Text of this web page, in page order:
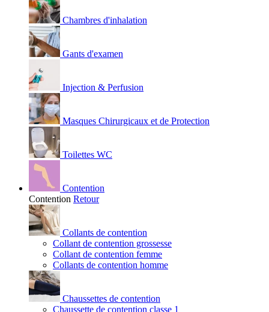
Chambres d'inhalation
Gants d'examen
Injection & Perfusion
Masques Chirurgicaux et de Protection
Toilettes WC
Contention
Contention Retour
Collants de contention
Collant de contention grossesse
Collant de contention femme
Collants de contention homme
Chaussettes de contention
Chaussette de contention classe 1